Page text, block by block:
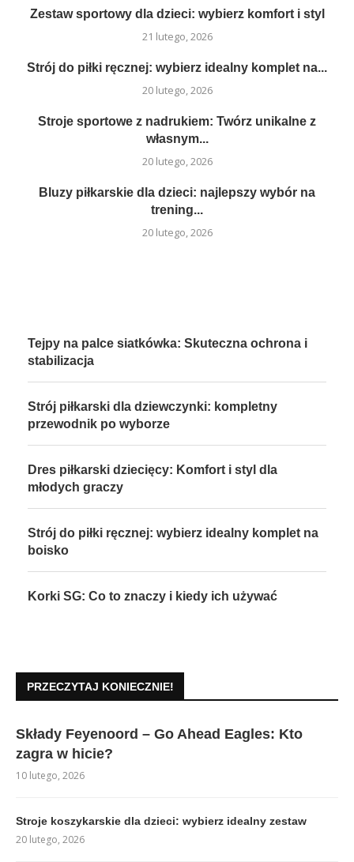
Zestaw sportowy dla dzieci: wybierz komfort i styl
21 lutego, 2026
Strój do piłki ręcznej: wybierz idealny komplet na...
20 lutego, 2026
Stroje sportowe z nadrukiem: Twórz unikalne z
własnym...
20 lutego, 2026
Bluzy piłkarskie dla dzieci: najlepszy wybór na
trening...
20 lutego, 2026
Tejpy na palce siatkówka: Skuteczna ochrona i
stabilizacja
Strój piłkarski dla dziewczynki: kompletny
przewodnik po wyborze
Dres piłkarski dziecięcy: Komfort i styl dla
młodych graczy
Strój do piłki ręcznej: wybierz idealny komplet na
boisko
Korki SG: Co to znaczy i kiedy ich używać
PRZECZYTAJ KONIECZNIE!
Składy Feyenoord – Go Ahead Eagles: Kto
zagra w hicie?
10 lutego, 2026
Stroje koszykarskie dla dzieci: wybierz idealny zestaw
20 lutego, 2026